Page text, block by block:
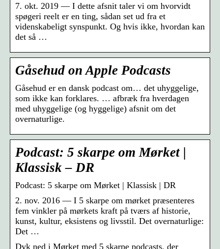
7. okt. 2019 — I dette afsnit taler vi om hvorvidt
spøgeri reelt er en ting, sådan set ud fra et
videnskabeligt synspunkt. Og hvis ikke, hvordan kan
det så …
Gåsehud on Apple Podcasts
Gåsehud er en dansk podcast om… det uhyggelige,
som ikke kan forklares. … afbræk fra hverdagen
med uhyggelige (og hyggelige) afsnit om det
overnaturlige.
Podcast: 5 skarpe om Mørket |
Klassisk – DR
Podcast: 5 skarpe om Mørket | Klassisk | DR
2. nov. 2016 — I 5 skarpe om mørket præsenteres
fem vinkler på mørkets kraft på tværs af historie,
kunst, kultur, eksistens og livsstil. Det overnaturlige:
Det …
Dyk ned i Mørket med 5 skarpe podcasts, der